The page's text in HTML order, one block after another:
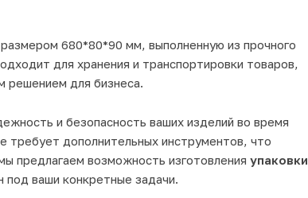
размером 680*80*90 мм, выполненную из прочного
для хранения и транспортировки товаров,
решением для бизнеса.
и безопасность ваших изделий во время
требует дополнительных инструментов, что
предлагаем возможность изготовления упаковки
под ваши конкретные задачи.